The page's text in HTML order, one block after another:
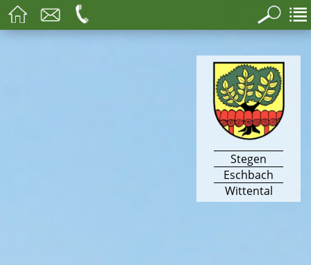
Stegen
Eschbach
Wittental